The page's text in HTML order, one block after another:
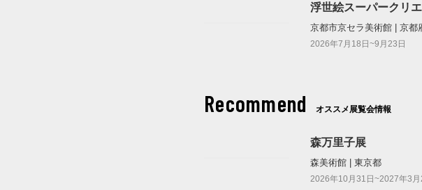
浮世絵スーパークリ
京都市京セラ美術館 | 京都
2026年7月18日~9月23日
Recommend オススメ展覧会情報
森万里子展
森美術館 | 東京都
2026年10月31日~2027年3月